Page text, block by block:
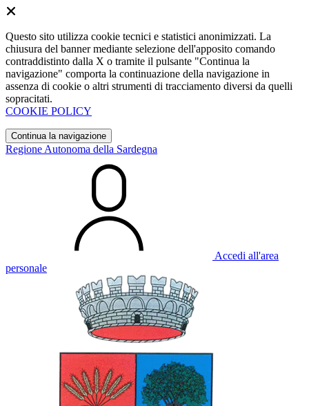
Questo sito utilizza cookie tecnici e statistici anonimizzati. La
chiusura del banner mediante selezione dell'apposito comando
contraddistinto dalla X o tramite il pulsante "Continua la
navigazione" comporta la continuazione della navigazione in
assenza di cookie o altri strumenti di tracciamento diversi da quelli
sopracitati.
COOKIE POLICY
Continua la navigazione
Regione Autonoma della Sardegna
Accedi all'area
personale